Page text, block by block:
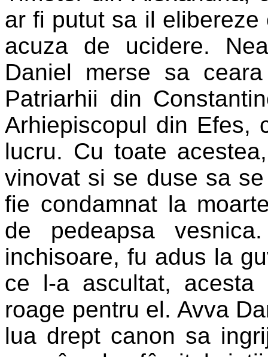
ar fi putut sa il
acuza de ucidere.
Daniel merse sa
Patriarhii din
Arhiepiscopul din Efes,
lucru. Cu toate
vinovat si se duse sa
fie condamnat la
de pedeapsa
inchisoare, fu adus la
ce l-a ascultat,
roage pentru el. Avva
lua drept canon sa